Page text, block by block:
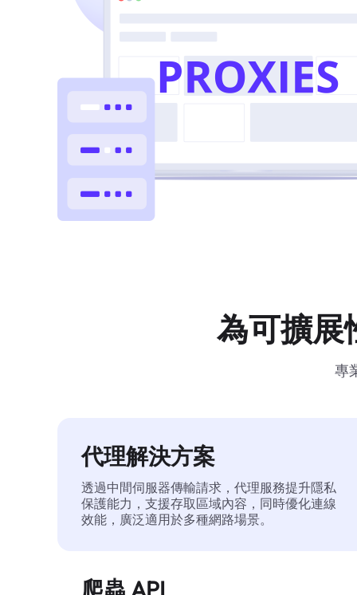
為可擴展
專
代理解決方案
透過中間伺服器傳輸請求，代理服務提升隱私
保護能力，支援存取區域內容，同時優化連線
效能，廣泛適用於多種網路場景。
爬蟲 API